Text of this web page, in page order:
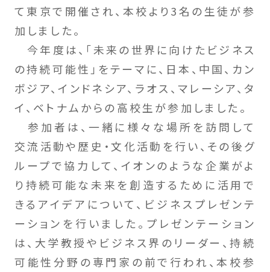
て東京で開催され、本校より3名の生徒が参
加しました。
今年度は、「未来の世界に向けたビジネス
の持続可能性」をテーマに、日本、中国、カン
ボジア、インドネシア、ラオス、マレーシア、タ
イ、ベトナムからの高校生が参加しました。
参加者は、一緒に様々な場所を訪問して
交流活動や歴史・文化活動を行い、その後グ
ループで協力して、イオンのような企業がよ
り持続可能な未来を創造するために活用で
きるアイデアについて、ビジネスプレゼンテ
ーションを行いました。プレゼンテーション
は、大学教授やビジネス界のリーダー、持続
可能性分野の専門家の前で行われ、本校参